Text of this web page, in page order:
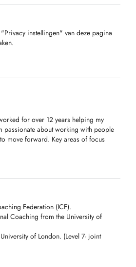
instellingen" van deze pagina
for over 12 years helping my
passionate about working with people
move forward. Key areas of focus
generally.
and other high pressure moments at
feedback.
best.
Federation (ICF).
Coaching from the University of
of London. (Level 7- joint